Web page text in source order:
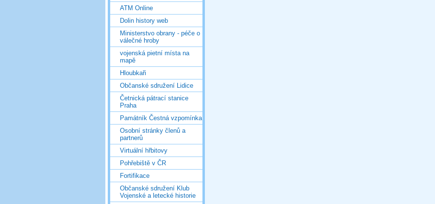
ATM Online
Dolin history web
Ministerstvo obrany - péče o
válečné hroby
vojenská pietní místa na
mapě
Hloubkaři
Občanské sdružení Lidice
Četnická pátrací stanice
Praha
Památník Čestná vzpomínka
Osobní stránky členů a
partnerů
Virtuální hřbitovy
Pohřebiště v ČR
Fortifikace
Občanské sdružení Klub
Vojenské a letecké historie